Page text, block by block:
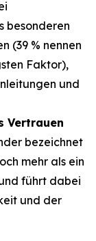
besonderen
(39 % nennen
Faktor),
und
Vertrauen
bezeichnet
mehr als ein
führt dabei
und der